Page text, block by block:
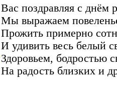
Вас поздравляя с днём
Мы выражаем
Прожить примерно
И удивить весь белый
Здоровьем, бодростью
Hа радость близких и